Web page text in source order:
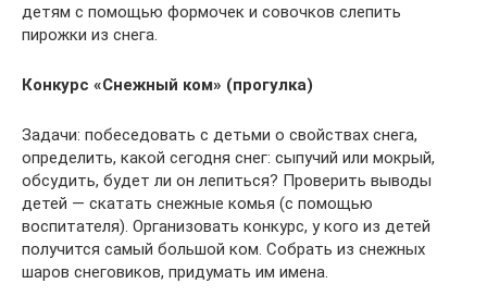
детям с помощью формочек и совочков слепить
пирожки из снега.
Конкурс «Снежный ком» (прогулка)
Задачи: побеседовать с детьми о свойствах снега,
определить, какой сегодня снег: сыпучий или мокрый,
обсудить, будет ли он лепиться? Проверить выводы
детей — скатать снежные комья (с помощью
воспитателя). Организовать конкурс, у кого из детей
получится самый большой ком. Собрать из снежных
шаров снеговиков, придумать им имена.